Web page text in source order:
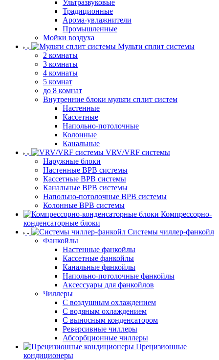
Ультразвуковые
Традиционные
Арома-увлажнители
Промышленные
Мойки воздуха
Мульти сплит системы
2 комнаты
3 комнаты
4 комнаты
5 комнат
до 8 комнат
Внутренние блоки мульти сплит систем
Настенные
Кассетные
Напольно-потолочные
Колонные
Канальные
VRV/VRF системы
Наружные блоки
Настенные ВРВ системы
Кассетные ВРВ системы
Канальные ВРВ системы
Напольно-потолочные ВРВ системы
Колонные ВРВ системы
Компрессорно-
конденсаторные блоки
Системы чиллер-фанкойл
Фанкойлы
Настенные фанкойлы
Кассетные фанкойлы
Канальные фанкойлы
Напольно-потолочные фанкойлы
Аксессуары для фанкойлов
Чиллеры
С воздушным охлаждением
С водяным охлаждением
С выносным конденсатором
Реверсивные чиллеры
Абсорбционные чиллеры
Прецизионные
кондиционеры